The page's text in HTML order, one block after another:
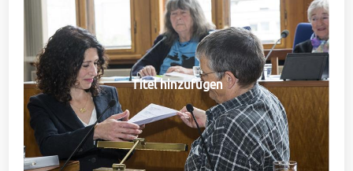
Titel hinzufügen